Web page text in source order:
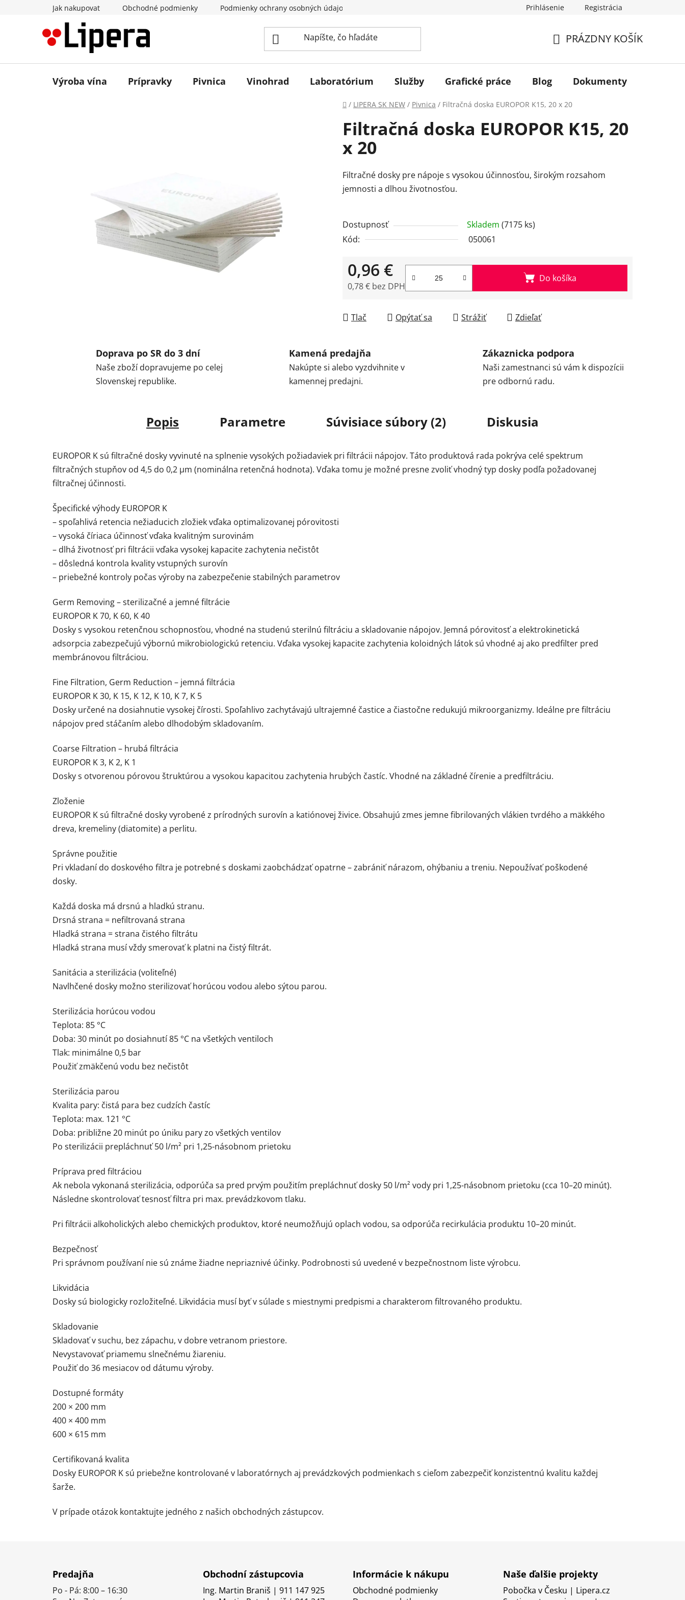
Jak nakupovat Obchodné podmienky Podmienky ochrany osobných údajov Prihlásenie Registrácia
KOŠÍK
PRÁZDNY KOŠÍK
Výroba vína Prípravky Pivnica Vinohrad Laboratórium Služby Grafické práce Blog Dokumenty
Domov
/ LIPERA SK NEW / Pivnica / Filtračná doska EUROPOR K15, 20 x 20
Filtračná doska EUROPOR K15, 20
x 20
Filtračné dosky pre nápoje s vysokou účinnosťou, širokým rozsahom
jemnosti a dlhou životnosťou.
Dostupnosť Skladem (7175 ks)
Kód:
050061
0,96 €
0,78 € bez DPH
Do košíka
Tlač Opýtať sa Strážiť Zdieľať
Doprava po SR do 3 dní
Naše zboží dopravujeme po celej
Slovenskej republike.
Kamená predajňa
Nakúpte si alebo vyzdvihnite v
kamennej predajni.
Zákaznicka podpora
Naši zamestnanci sú vám k dispozícii
pre odbornú radu.
Popis Parametre Súvisiace súbory (2) Diskusia
EUROPOR K sú filtračné dosky vyvinuté na splnenie vysokých požiadaviek pri filtrácii nápojov. Táto produktová rada pokrýva celé spektrum
filtračných stupňov od 4,5 do 0,2 µm (nominálna retenčná hodnota). Vďaka tomu je možné presne zvoliť vhodný typ dosky podľa požadovanej
filtračnej účinnosti.
Špecifické výhody EUROPOR K
– spoľahlivá retencia nežiaducich zložiek vďaka optimalizovanej pórovitosti
– vysoká číriaca účinnosť vďaka kvalitným surovinám
– dlhá životnosť pri filtrácii vďaka vysokej kapacite zachytenia nečistôt
– dôsledná kontrola kvality vstupných surovín
– priebežné kontroly počas výroby na zabezpečenie stabilných parametrov
Germ Removing – sterilizačné a jemné filtrácie
EUROPOR K 70, K 60, K 40
Dosky s vysokou retenčnou schopnosťou, vhodné na studenú sterilnú filtráciu a skladovanie nápojov. Jemná pórovitosť a elektrokinetická
adsorpcia zabezpečujú výbornú mikrobiologickú retenciu. Vďaka vysokej kapacite zachytenia koloidných látok sú vhodné aj ako predfilter pred
membránovou filtráciou.
Fine Filtration, Germ Reduction – jemná filtrácia
EUROPOR K 30, K 15, K 12, K 10, K 7, K 5
Dosky určené na dosiahnutie vysokej čírosti. Spoľahlivo zachytávajú ultrajemné častice a čiastočne redukujú mikroorganizmy. Ideálne pre filtráciu
nápojov pred stáčaním alebo dlhodobým skladovaním.
Coarse Filtration – hrubá filtrácia
EUROPOR K 3, K 2, K 1
Dosky s otvorenou pórovou štruktúrou a vysokou kapacitou zachytenia hrubých častíc. Vhodné na základné čírenie a predfiltráciu.
Zloženie
EUROPOR K sú filtračné dosky vyrobené z prírodných surovín a katiónovej živice. Obsahujú zmes jemne fibrilovaných vlákien tvrdého a mäkkého
dreva, kremeliny (diatomite) a perlitu.
Správne použitie
Pri vkladaní do doskového filtra je potrebné s doskami zaobchádzať opatrne – zabrániť nárazom, ohýbaniu a treniu. Nepoužívať poškodené
dosky.
Každá doska má drsnú a hladkú stranu.
Drsná strana = nefiltrovaná strana
Hladká strana = strana čistého filtrátu
Hladká strana musí vždy smerovať k platni na čistý filtrát.
Sanitácia a sterilizácia (voliteľné)
Navlhčené dosky možno sterilizovať horúcou vodou alebo sýtou parou.
Sterilizácia horúcou vodou
Teplota: 85 °C
Doba: 30 minút po dosiahnutí 85 °C na všetkých ventiloch
Tlak: minimálne 0,5 bar
Použiť zmäkčenú vodu bez nečistôt
Sterilizácia parou
Kvalita pary: čistá para bez cudzích častíc
Teplota: max. 121 °C
Doba: približne 20 minút po úniku pary zo všetkých ventilov
Po sterilizácii prepláchnuť 50 l/m² pri 1,25-násobnom prietoku
Príprava pred filtráciou
Ak nebola vykonaná sterilizácia, odporúča sa pred prvým použitím prepláchnuť dosky 50 l/m² vody pri 1,25-násobnom prietoku (cca 10–20 minút).
Následne skontrolovať tesnosť filtra pri max. prevádzkovom tlaku.
Pri filtrácii alkoholických alebo chemických produktov, ktoré neumožňujú oplach vodou, sa odporúča recirkulácia produktu 10–20 minút.
Bezpečnosť
Pri správnom používaní nie sú známe žiadne nepriaznivé účinky. Podrobnosti sú uvedené v bezpečnostnom liste výrobcu.
Likvidácia
Dosky sú biologicky rozložiteľné. Likvidácia musí byť v súlade s miestnymi predpismi a charakterom filtrovaného produktu.
Skladovanie
Skladovať v suchu, bez zápachu, v dobre vetranom priestore.
Nevystavovať priamemu slnečnému žiareniu.
Použiť do 36 mesiacov od dátumu výroby.
Dostupné formáty
200 × 200 mm
400 × 400 mm
600 × 615 mm
Certifikovaná kvalita
Dosky EUROPOR K sú priebežne kontrolované v laboratórnych aj prevádzkových podmienkach s cieľom zabezpečiť konzistentnú kvalitu každej
šarže.
V prípade otázok kontaktujte jedného z našich obchodných zástupcov.
Predajňa
Po - Pá: 8:00 – 16:30
Obchodní zástupcovia
Ing. Martin Braniš | 911 147 925
Informácie k nákupu
Obchodné podmienky
Naše ďalšie projekty
Pobočka v Česku | Lipera.cz